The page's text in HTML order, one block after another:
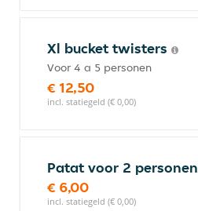
Xl bucket twisters
Voor 4 a 5 personen
€ 12,50
incl. statiegeld (€ 0,00)
Patat voor 2 personen
€ 6,00
incl. statiegeld (€ 0,00)